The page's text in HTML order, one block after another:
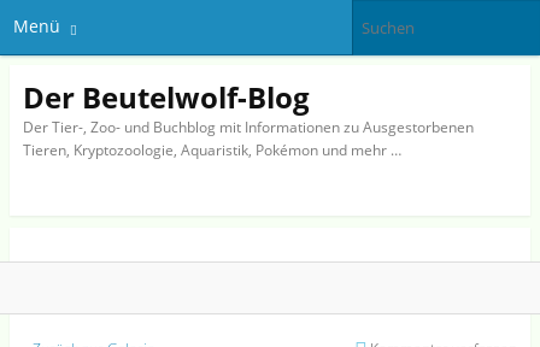
Menü
Der Beutelwolf-Blog
Der Tier-, Zoo- und Buchblog mit Informationen zu Ausgestorbenen
Tieren, Kryptozoologie, Aquaristik, Pokémon und mehr …